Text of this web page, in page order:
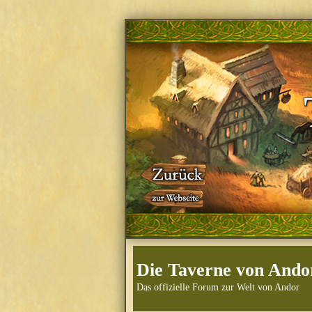
Die Taverne von
Das offizielle Forum zur Welt von Andor